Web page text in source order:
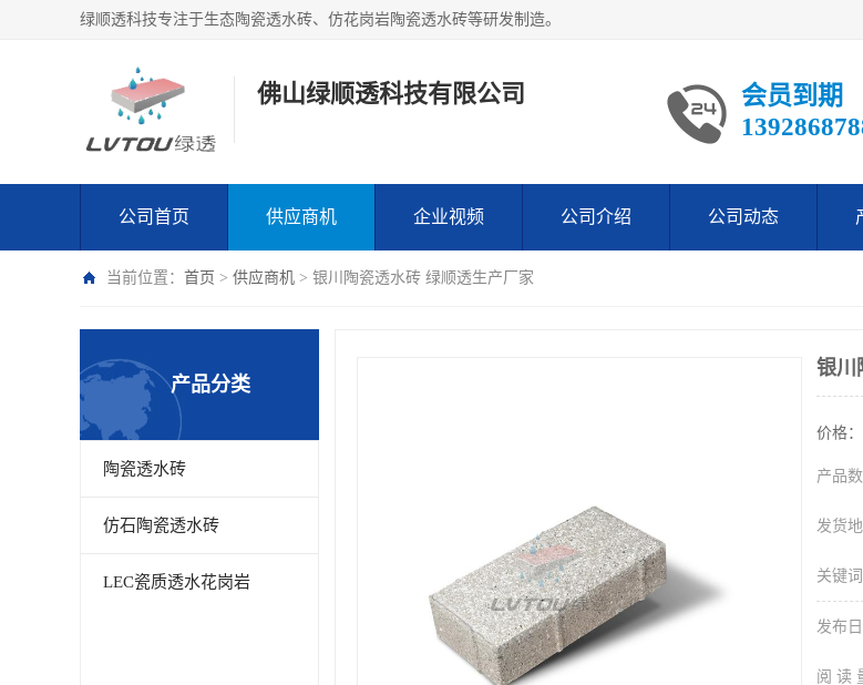
绿顺透科技专注于生态陶瓷透水砖、仿花岗岩陶瓷透水砖等研发制造。
佛山绿顺透科技有限公司
会员到期
公司首页 供应商机 企业视频 公司介绍 公司动态
当前位置： 首页 > 供应商机 > 银川陶瓷透水砖 绿顺透生产厂家
产品分类
陶瓷透水砖
仿石陶瓷透水砖
LEC瓷质透水花岗岩
银川
价格
产品数
发货地
关键词
发布日
阅 读